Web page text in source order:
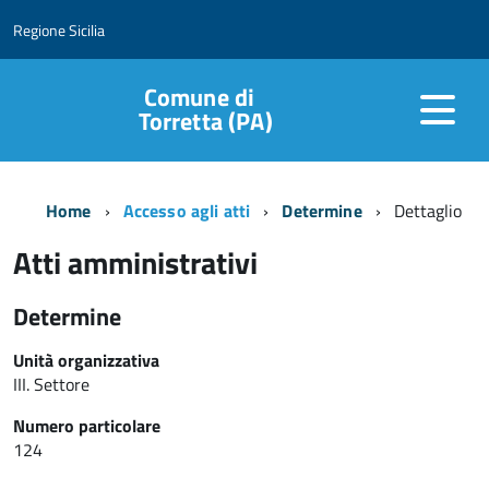
Regione Sicilia
Comune di
Torretta (PA)
Home Accesso agli atti Determine Dettaglio
Atti amministrativi
Determine
Unità organizzativa
III. Settore
Numero particolare
124